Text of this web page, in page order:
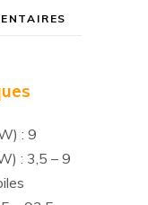
: 9
: 3,5 – 9